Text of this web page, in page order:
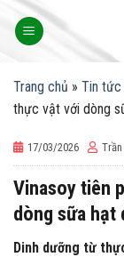
Trang chủ » Tin tức
thực vật với dòng
17/03/2026
Vinasoy tiên
dòng sữa hạt
Dinh dưỡng từ